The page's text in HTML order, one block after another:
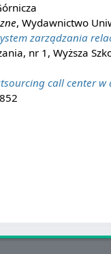
, Wydawnictwo
zarządzania
nr 1, Wyższa
call center w